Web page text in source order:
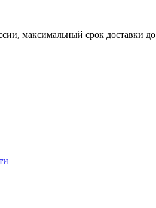
максимальный срок доставки до